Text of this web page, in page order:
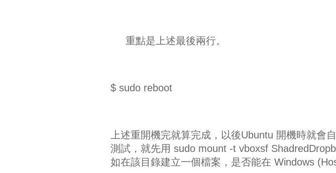
重點是上述最後兩行。
$ sudo reboot
上述重開機完就算完成，以後Ubuntu 開機時就會
測試，就先用 sudo mount -t vboxsf
如在該目錄建立一個檔案，是否能在 Windows